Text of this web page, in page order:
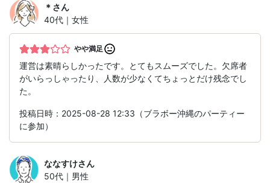
＊ さん
40代｜女性
やや満足
運営は素晴らしかったです。とてもスムーズでした。欠席者
がいらっしゃったり、人数が少なくてちょっとだけ残念でし
た。
投稿日時：2025-08-28 12:33（ブラボー沖縄のパーティー
に参加）
ななすけさん
50代｜男性